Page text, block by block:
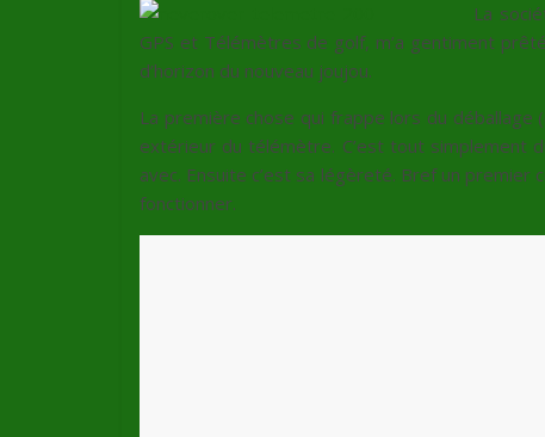
La
GPS et Télémètres de golf, m’a gentiment
d’horizon du nouveau joujou.
La première chose qui frappe lors du déballage
extérieur du télémètre. C’est tout simplement
avec. Ensuite c’est sa légèreté. Bref un
fonctionner.